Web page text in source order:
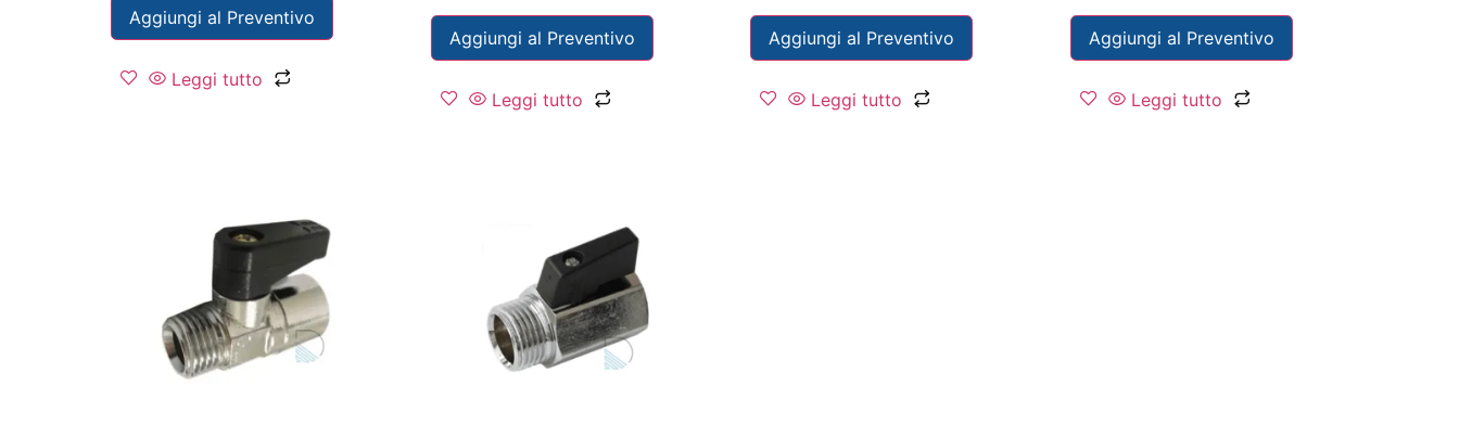
Aggiungi al Preventivo
Leggi tutto
Aggiungi al Preventivo
Leggi tutto
Aggiungi al Preventivo
Leggi tutto
Aggiungi al Preventivo
Leggi tutto